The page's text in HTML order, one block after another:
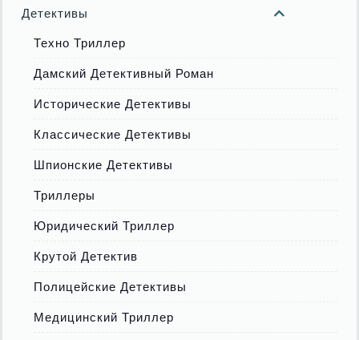
Детективы
Техно Триллер
Дамский Детективный Роман
Исторические Детективы
Классические Детективы
Шпионские Детективы
Триллеры
Юридический Триллер
Крутой Детектив
Полицейские Детективы
Медицинский Триллер